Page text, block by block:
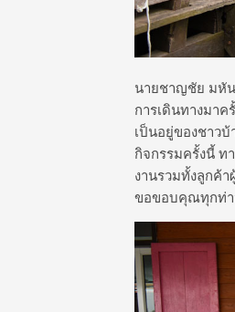
นายชาญชัย มหัน
การเดินทางมาค
เป็นอยู่ของชาว
กิจกรรมครั้งนี้ ท
งานรวมทั้งลูกค้
ขอขอบคุณทุกท่า